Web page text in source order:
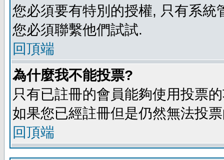
您必須要有特別的授權, 只有系
您必須聯繫他們試試.
回頂端
為什麼我不能投票?
只有已註冊的會員能夠使用投票
如果您已經註冊但是仍然無法投
回頂端